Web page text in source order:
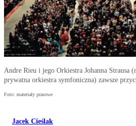
Andre Rieu i jego Orkiestra Johanna Strausa
prywatna orkiestra symfoniczna) zawsze
Foto: materiały prasowe
Jacek Cieślak